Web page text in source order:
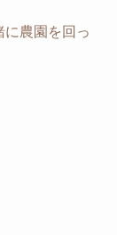
農園を回っ